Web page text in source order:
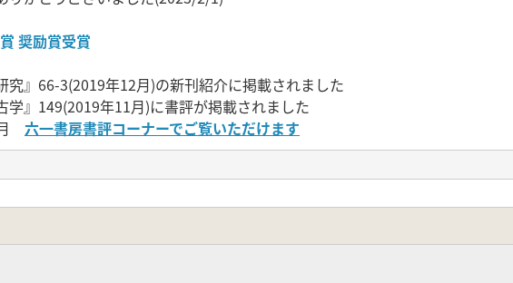
奨励賞受賞
』66-3(2019年12月)の新刊紹介に掲載されました
』149(2019年11月)に書評が掲載されました
六一書房書評コーナーでご覧いただけます
移行が「狩猟採集社会」から「農耕社会」という生業の大きな転換を伴う